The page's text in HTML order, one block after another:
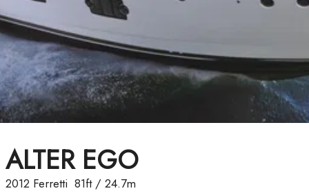
ALTER EGO
2012 Ferretti 81ft/ 24.7m